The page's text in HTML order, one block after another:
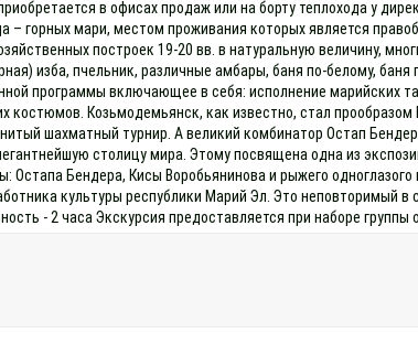
в офисах продаж или на борту теплохода у
– горных мари, местом проживания которых является
построек 19-20 вв. в натуральную величину,
изба, пчельник, различные амбары, баня по-белому,
программы включающее в себя: исполнение марийских
костюмов. Козьмодемьянск, как известно, стал
шахматный турнир. А великий комбинатор Остап
столицу мира. Этому посвящена одна из
Остапа Бендера, Кисы Воробьянинова и рыжего
культуры республики Марий Эл. Это неповторимый
- 2 часа Экскурсия предоставляется при наборе группы